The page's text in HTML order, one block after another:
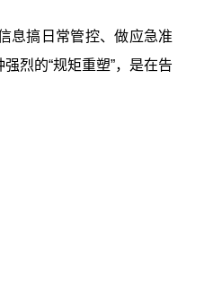
息搞日常管控、做应急准
烈的“规矩重塑”，是在告